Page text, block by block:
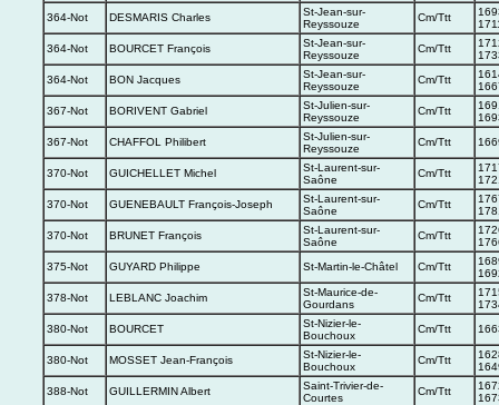
364-Not
DESMARIS Charles
St-Jean-sur-
Reyssouze
Cm/Ttt
364-Not
BOURCET François
St-Jean-sur-
Reyssouze
Cm/Ttt
364-Not
BON Jacques
St-Jean-sur-
Reyssouze
Cm/Ttt
367-Not
BORIVENT Gabriel
St-Julien-sur-
Reyssouze
Cm/Ttt
367-Not
CHAFFOL Philibert
St-Julien-sur-
Reyssouze
Cm/Ttt
370-Not GUICHELLET Michel
St-Laurent-sur-
Saône
Cm/Ttt
370-Not
GUENEBAULT François-Joseph
St-Laurent-sur-
Saône
Cm/Ttt
370-Not
BRUNET François
St-Laurent-sur-
Saône
Cm/Ttt
375-Not
GUYARD Philippe St-Martin-le-Châtel Cm/Ttt
378-Not
LEBLANC Joachim
St-Maurice-de-
Gourdans
Cm/Ttt
380-Not
BOURCET
St-Nizier-le-
Bouchoux
Cm/Ttt
380-Not MOSSET Jean-François
St-Nizier-le-
Bouchoux
Cm/Ttt
388-Not
GUILLERMIN Albert
Saint-Trivier-de-
Courtes
Cm/Ttt